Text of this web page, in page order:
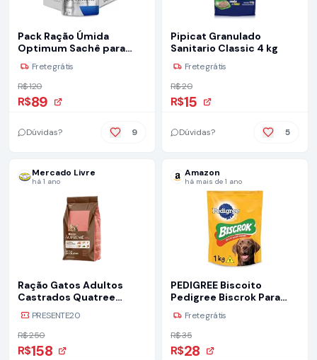
Pack Ração Úmida
Optimum Sachê para
Gatos Adultos Castrados
Sabor Salmão 85g - 40
unidadaes
Frete grátis
R$ 120
R$89
Dúvidas? 9
Pipicat Granulado
Sanitario Classic 4 kg
Frete grátis
R$ 20
R$15
Dúvidas? 5
Mercado Livre
há 1 ano
Ração Gatos Adultos
Castrados Quatree
Supreme 10kg
PRESENTE20
R$ 250
R$158
Amazon
há mais de 1 ano
PEDIGREE Biscoito
Pedigree Biscrok Para
Cães Adultos Raças
Grandes 1 Kg
Frete grátis
R$ 35
R$28